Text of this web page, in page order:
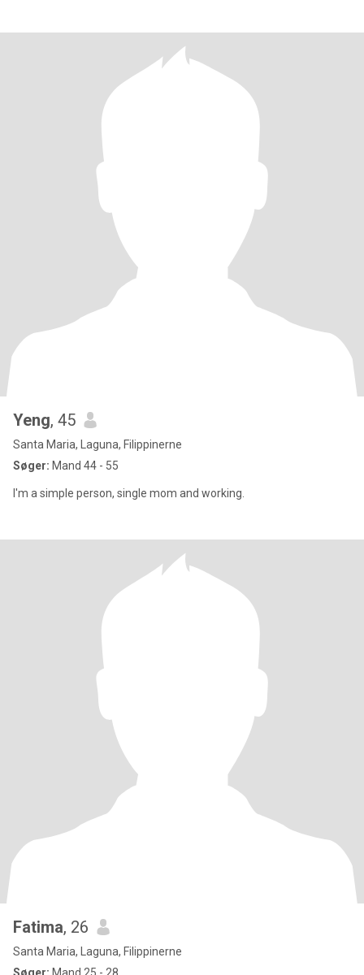
Yeng, 45
Santa Maria, Laguna, Filippinerne
Søger: Mand 44 - 55
I'm a simple person, single mom and working.
Fatima, 26
Santa Maria, Laguna, Filippinerne